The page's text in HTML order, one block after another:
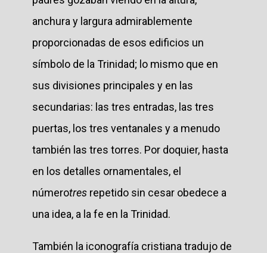
anchura y largura admirablemente
proporcionadas de esos edificios un
símbolo de la Trinidad; lo mismo que en
sus divisiones principales y en las
secundarias: las tres entradas, las tres
puertas, los tres ventanales y a menudo
también las tres torres. Por doquier, hasta
en los detalles ornamentales, el
númerotres repetido sin cesar obedece a
una idea, a la fe en la Trinidad.
También la iconografía cristiana tradujo de